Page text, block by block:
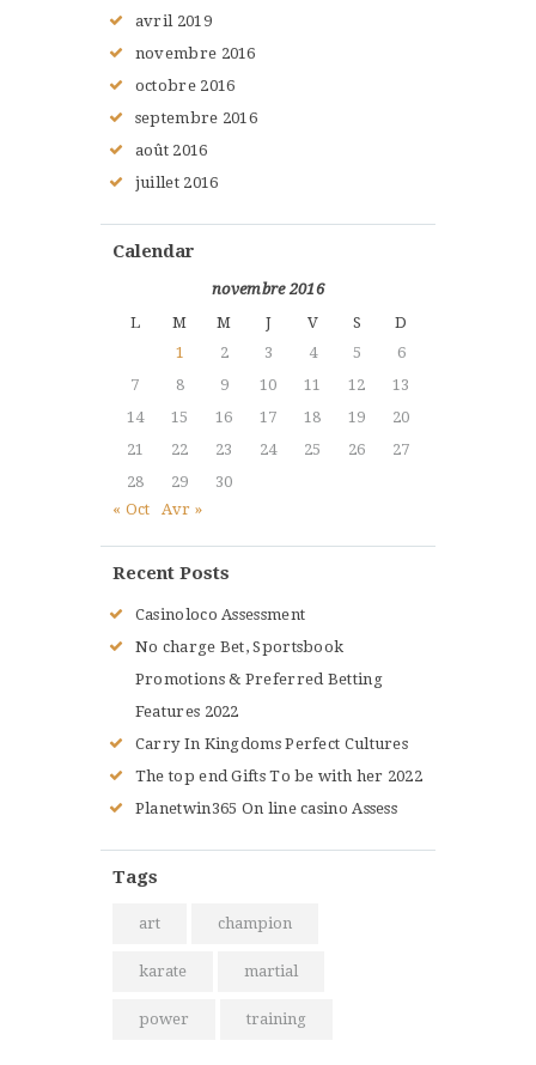
avril 2019
novembre 2016
octobre 2016
septembre 2016
août 2016
juillet 2016
Calendar
novembre 2016
L
M M J V S
D
1
2 3 4 5
6
7
8 9 10 11 12
13
14
15 16 17 18 19
20
21
22 23 24 25 26
27
28
29
30
« Oct
Avr »
Recent Posts
Casinoloco Assessment
No charge Bet, Sportsbook
Promotions & Preferred Betting
Features 2022
Carry In Kingdoms Perfect Cultures
The top end Gifts To be with her 2022
Planetwin365 On line casino Assess
Tags
art champion
karate martial
power training